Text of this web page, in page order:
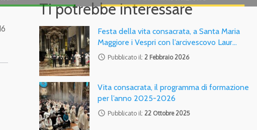
Ti potrebbe interessare
Festa della vita consacrata, a Santa Maria
Maggiore i Vespri con l’arcivescovo Laur…
access_time Pubblicato il: 2 Febbraio 2026
Vita consacrata, il programma di formazione
per l’anno 2025-2026
access_time Pubblicato il: 22 Ottobre 2025